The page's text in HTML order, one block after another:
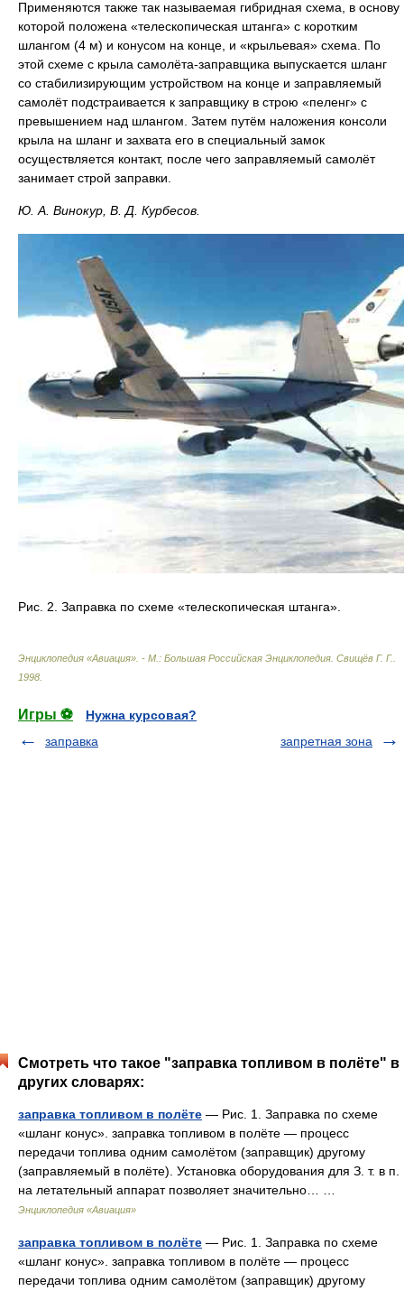
Применяются также так называемая гибридная схема, в основу
которой положена «телескопическая штанга» с коротким
шлангом (4 м) и конусом на конце, и «крыльевая» схема. По
этой схеме с крыла самолёта-заправщика выпускается шланг
со стабилизирующим устройством на конце и заправляемый
самолёт подстраивается к заправщику в строю «пеленг» с
превышением над шлангом. Затем путём наложения консоли
крыла на шланг и захвата его в специальный замок
осуществляется контакт, после чего заправляемый самолёт
занимает строй заправки.
Ю. А. Винокур, В. Д. Курбесов.
Рис. 2. Заправка по схеме «телескопическая штанга».
Энциклопедия «Авиация». - М.: Большая Российская Энциклопедия Свищёв Г. Г.
1998
Игры ⚽
Нужна курсовая?
заправка
запретная зона
Смотреть что такое "заправка топливом в полёте" в
других словарях:
заправка топливом в полёте — Рис. 1. Заправка по схеме
«шланг конус». заправка топливом в полёте — процесс
передачи топлива одним самолётом (заправщик) другому
(заправляемый в полёте). Установка оборудования для З. т. в п.
на летательный аппарат позволяет значительно… …
Энциклопедия «Авиация»
заправка топливом в полёте — Рис. 1. Заправка по схеме
«шланг конус». заправка топливом в полёте — процесс
передачи топлива одним самолётом (заправщик) другому